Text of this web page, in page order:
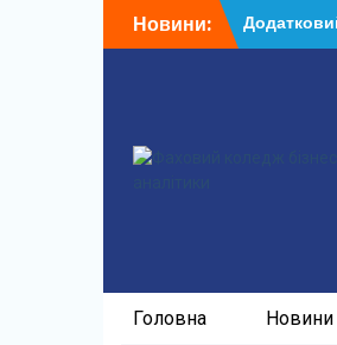
доНовини:
У ФКБА
Головна Новини